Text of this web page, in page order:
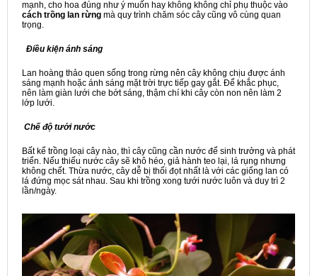
mạnh, cho hoa đúng như ý muốn hay không không chỉ phụ thuộc vào
cách trồng lan rừng mà quy trình chăm sóc cây cũng vô cùng quan
trọng.
Điều kiện ánh sáng
Lan hoàng thảo quen sống trong rừng nên cây không chịu được ánh
sáng mạnh hoặc ánh sáng mặt trời trực tiếp gay gắt. Để khắc phục,
nên làm giàn lưới che bớt sáng, thậm chí khi cây còn non nên làm 2
lớp lưới.
Chế độ tưới nước
Bất kể trồng loại cây nào, thì cây cũng cần nước để sinh trưởng và phát
triển. Nếu thiếu nước cây sẽ khô héo, giả hành teo lại, lá rụng nhưng
không chết. Thừa nước, cây dễ bị thối đọt nhất là với các giống lan có
lá đứng mọc sát nhau. Sau khi trồng xong tưới nước luôn và duy trì 2
lần/ngày.